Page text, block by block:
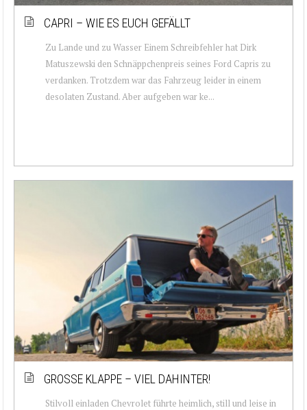
CAPRI – WIE ES EUCH GEFÄLLT
Zu Lande und zu Wasser Einem Schreibfehler hat Dirk
Matuszewski den Schnäppchenpreis seines Ford Capris zu
verdanken. Trotzdem war das Fahrzeug leider in einem
desolaten Zustand. Aber aufgeben war ke...
GROSSE KLAPPE – VIEL DAHINTER!
Stilvoll einladen Chevrolet führte heimlich, still und leise in